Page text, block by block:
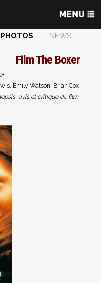
PHOTOS
NEWS
FilmThe Boxer
Emily Watson, Brian Cox
avis et critique du film